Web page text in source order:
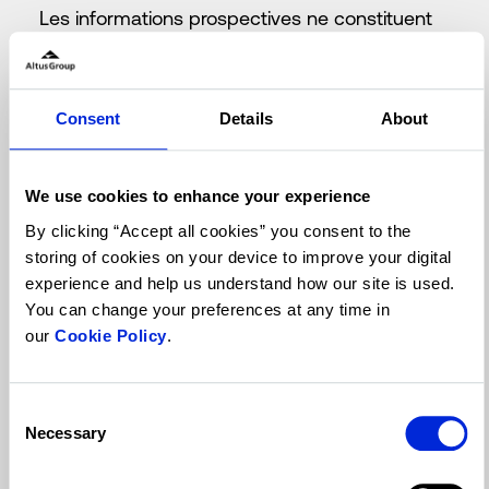
Consent Details About
We use cookies to enhance your experience
By clicking “Accept all cookies” you consent to the
storing of cookies on your device to improve your digital
experience and help us understand how our site is used.
You can change your preferences at any time in
our Cookie Policy.
Selection
Necessary
Les informations prospectives ne constituent
pas, et ne peuvent constituer, une garantie de
résultats ou d'événements futurs. Elles
reposent notamment sur des opinions, des
hypothèses, des estimations et des analyses
intrinsèquement soumises à des risques, des
incertitudes, des aléas et d'autres facteurs
importants, inconnus ou non, susceptibles
d'entraîner des résultats, performances ou
réalisations réels, ou des résultats ou
événements sectoriels sensiblement différents
de ceux exprimés ou sous-entendus par ces